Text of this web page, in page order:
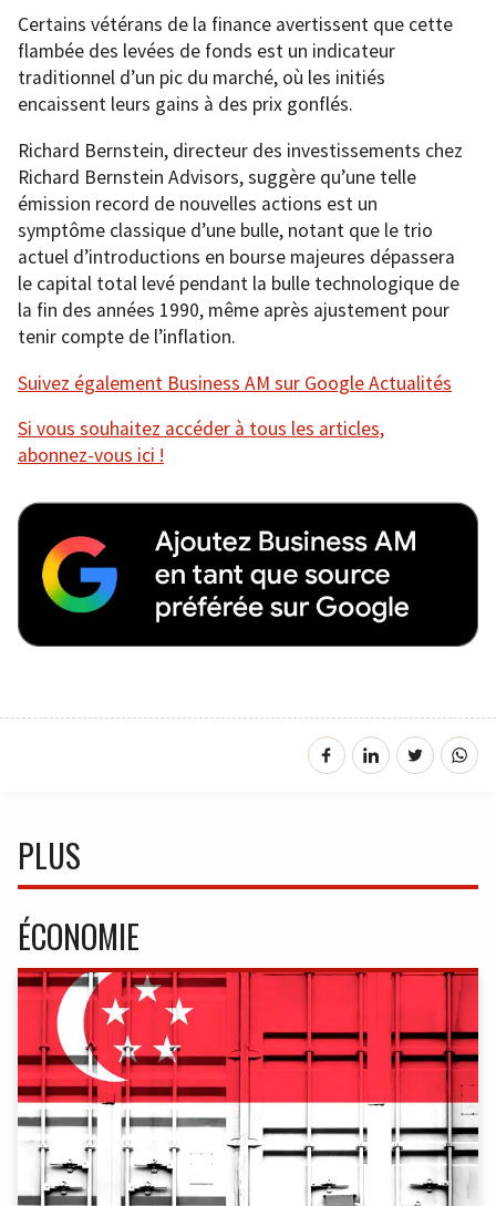
Certains vétérans de la finance avertissent que cette
flambée des levées de fonds est un indicateur
traditionnel d’un pic du marché, où les initiés
encaissent leurs gains à des prix gonflés.
Richard Bernstein, directeur des investissements chez
Richard Bernstein Advisors, suggère qu’une telle
émission record de nouvelles actions est un
symptôme classique d’une bulle, notant que le trio
actuel d’introductions en bourse majeures dépassera
le capital total levé pendant la bulle technologique de
la fin des années 1990, même après ajustement pour
tenir compte de l’inflation.
Suivez également Business AM sur Google Actualités
Si vous souhaitez accéder à tous les articles,
abonnez-vous ici !
PLUS
ÉCONOMIE